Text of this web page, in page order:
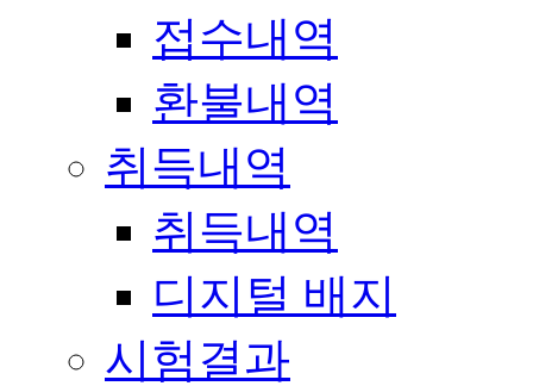
접수내역
환불내역
취득내역
취득내역
디지털 배지
시험결과